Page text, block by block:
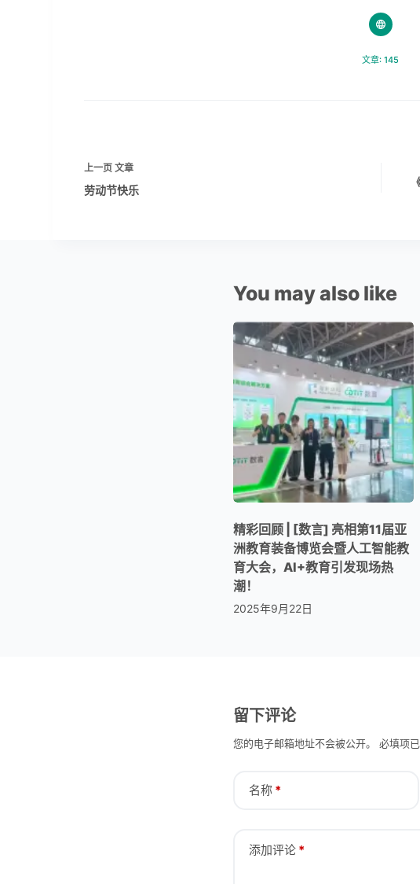
文章: 145
上一页文章
劳动节快乐
You may also like
精彩回顾 | [数言] 亮相第11届亚
洲教育装备博览会暨人工智能教
育大会，AI+教育引发现场热
潮！
2025年9月22日
留下评论
您的电子邮箱地址不会被公开。 必填项
名称 *
添加评论 *